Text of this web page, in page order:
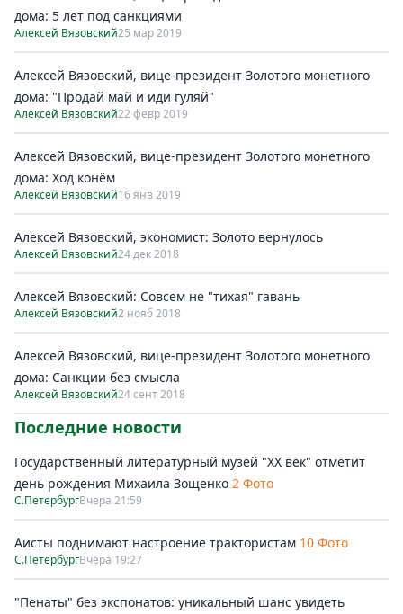
дома: 5 лет под санкциями
Алексей Вязовский25 мар 2019
Алексей Вязовский, вице-президент Золотого монетного
дома: "Продай май и иди гуляй"
Алексей Вязовский22 февр 2019
Алексей Вязовский, вице-президент Золотого монетного
дома: Ход конём
Алексей Вязовский16 янв 2019
Алексей Вязовский, экономист: Золото вернулось
Алексей Вязовский24 дек 2018
Алексей Вязовский: Совсем не "тихая" гавань
Алексей Вязовский2 нояб 2018
Алексей Вязовский, вице-президент Золотого монетного
дома: Санкции без смысла
Алексей Вязовский24 сент 2018
Последние новости
Государственный литературный музей "ХХ век" отметит
день рождения Михаила Зощенко 2 Фото
С.ПетербургВчера 21:59
Аисты поднимают настроение трактористам 10 Фото
С.ПетербургВчера 19:27
"Пенаты" без экспонатов: уникальный шанс увидеть